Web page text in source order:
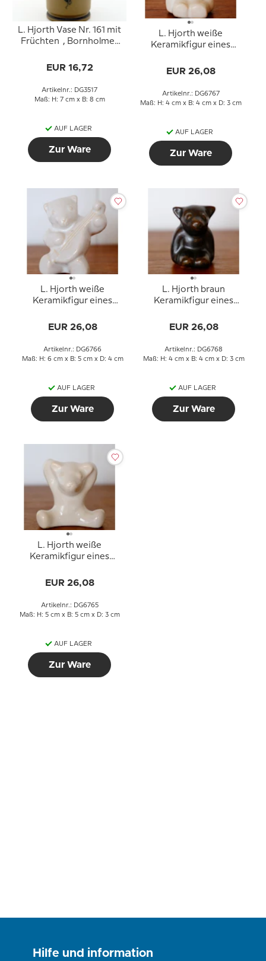
L. Hjorth Vase Nr. 161 mit
Früchten , Bornholmer
EUR 16,72
Artikelnr.: DG3517
Maß: H: 7 cm x B: 8 cm
AUF LAGER
Zur Ware
L. Hjorth weiße
Keramikfigur eines
EUR 26,08
Artikelnr.: DG6767
Maß: H: 4 cm x B: 4 cm x D: 3 cm
AUF LAGER
Zur Ware
L. Hjorth weiße
Keramikfigur eines
EUR 26,08
Artikelnr.: DG6766
Maß: H: 6 cm x B: 5 cm x D: 4 cm
AUF LAGER
Zur Ware
L. Hjorth braun
Keramikfigur eines
EUR 26,08
Artikelnr.: DG6768
Maß: H: 4 cm x B: 4 cm x D: 3 cm
AUF LAGER
Zur Ware
L. Hjorth weiße
Keramikfigur eines
erhobenen Pfoten
EUR 26,08
Artikelnr.: DG6765
Maß: H: 5 cm x B: 5 cm x D: 3 cm
AUF LAGER
Zur Ware
Hilfe und information